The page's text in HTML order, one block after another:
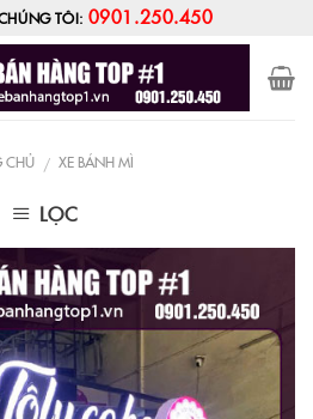
TÔI: 0901.250.450
CHỦ / XE BÁNH MÌ
LỌC